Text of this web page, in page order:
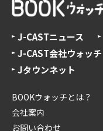
J-CASTニュース
J-CAST会社ウォッチ
Jタウンネット
BOOKウォッチとは？
会社案内
お問い合わせ